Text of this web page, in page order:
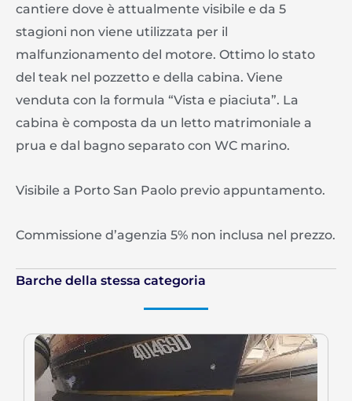
cantiere dove è attualmente visibile e da 5
stagioni non viene utilizzata per il
malfunzionamento del motore. Ottimo lo stato
del teak nel pozzetto e della cabina. Viene
venduta con la formula “Vista e piaciuta”. La
cabina è composta da un letto matrimoniale a
prua e dal bagno separato con WC marino.
Visibile a Porto San Paolo previo appuntamento.
Commissione d’agenzia 5% non inclusa nel prezzo.
Barche della stessa categoria